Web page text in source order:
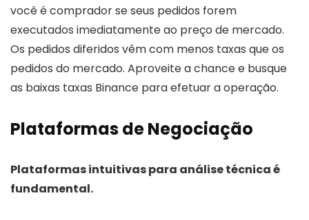
você é comprador se seus pedidos forem
executados imediatamente ao preço de mercado.
Os pedidos diferidos vêm com menos taxas que os
pedidos do mercado. Aproveite a chance e busque
as baixas taxas Binance para efetuar a operação.
Plataformas de Negociação
Plataformas intuitivas para análise técnica é
fundamental.